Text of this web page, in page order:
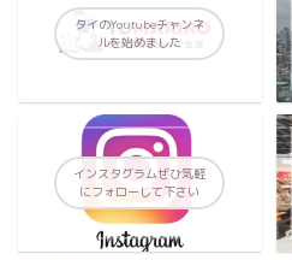
タイのYoutubeチャンネ
ルを始めました
インスタグラムぜひ気軽
にフォローして下さい